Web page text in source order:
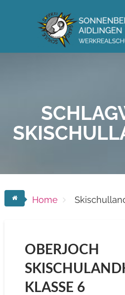
Home
OBERJOCH
KLASSE 6